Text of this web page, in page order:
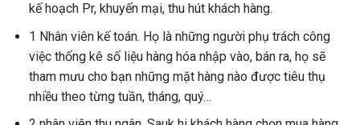
kế hoạch Pr, khuyến mại, thu hút khách hàng.
1 Nhân viên kế toán. Họ là những người phụ trách công
việc thống kê số liệu hàng hóa nhập vào, bán ra, họ sẽ
tham mưu cho bạn những mặt hàng nào được tiêu thụ
nhiều theo từng tuần, tháng, quý…